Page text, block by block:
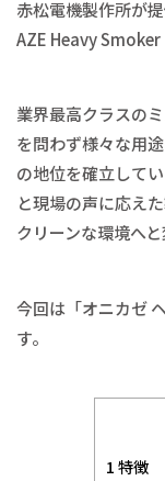
赤松電機製作所が
AZE Heavy Smoker
業界最高クラスの
を問わず様々な用
の地位を確立して
と現場の声に応え
クリーンな環境へと
今回は「オニカゼ
す。
1特徴